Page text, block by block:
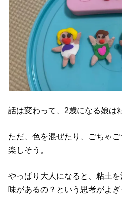
話は変わって、2歳になる娘は
ただ、色を混ぜたり、ごちゃ
楽しそう。
やっぱり大人になると、粘土
味があるの？という思考がよぎ